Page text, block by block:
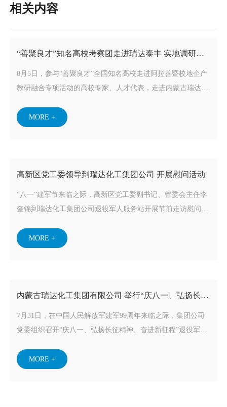
相关内容
“善聚良才”知名高校考察团走进瑞达泰丰 实地调研博
士后科研工作站
8月5日，参与“善聚良才”全国知名高校走进阿拉善暨校地企产
教研融合专项活动的高校专家、人才代表，走进内蒙古瑞达泰
对接校企科技创新与高层次人才合作事宜。
MORE +
高新区党工委领导到瑞达化工集团公司 开展慰问活动
“八一”建军节来临之际，高新区党工委副书记、管委会主任李
奎锦到瑞达化工集团公司退役军人服务站开展节前走访慰问，
人”公司党委书记、董事长王金达同志、以及曾经在部队服役
MORE +
内蒙古瑞达化工集团有限公司 举行“庆八一、弘扬长征
精神、奋进新征程” 退役军人座谈会
7月31日，在中国人民解放军建军99周年来临之际，集团公司
党委组织召开“庆八一、弘扬长征精神、奋进新征程”退役军人
金达同志参加会议。
MORE +